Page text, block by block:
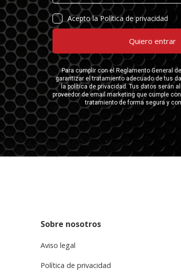
Sobre nosotros
Aviso legal
Política de privacidad